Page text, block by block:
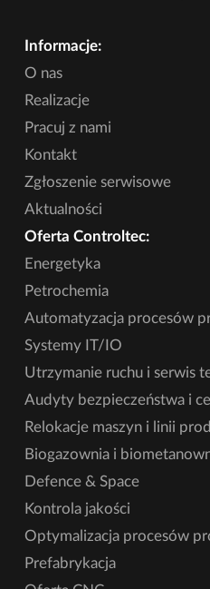
Informacje:
O nas
Realizacje
Pracuj z nami
Kontakt
Zgłoszenie serwisowe
Aktualności
Oferta Controltec:
Energetyka
Petrochemia
Automatyzacja procesów
Systemy IT/IO
Utrzymanie ruchu i serwis
Audyty bezpieczeństwa i
Relokacje maszyn i linii
Biogazownia i
Defence & Space
Kontrola jakości
Optymalizacja procesów
Prefabrykacja